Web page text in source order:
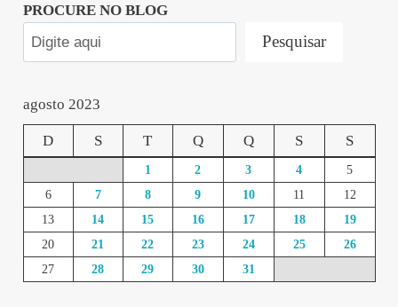
PROCURE NO BLOG
Pesquisar
agosto 2023
D S T Q Q S S
1 2 3 4
5
6
7 8 9 10 11
12
13
14 15 16 17 18
19
20
21 22 23 24 25
26
27
28 29 30 31